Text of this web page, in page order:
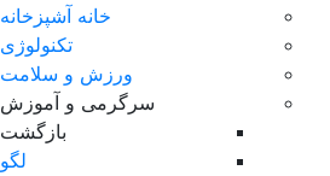
خانه آشپزخانه
تکنولوژی
ورزش و سلامت
سرگرمی و آموزش
بازگشت
لگو